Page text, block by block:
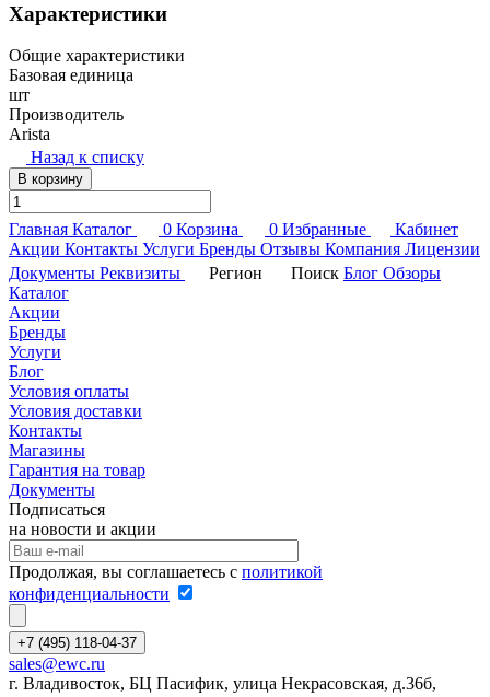
Характеристики
Общие характеристики
Базовая единица
шт
Производитель
Arista
Назад к списку
В корзину
Главная Каталог 0 Корзина 0 Избранные
Кабинет
Акции Контакты Услуги Бренды Отзывы Компания Лицензии
Документы Реквизиты Регион Поиск Блог Обзоры
Каталог
Акции
Бренды
Услуги
Блог
Условия оплаты
Условия доставки
Контакты
Магазины
Гарантия на товар
Документы
Подписаться
на новости и акции
Продолжая, вы соглашаетесь с политикой
конфиденциальности
+7 (495) 118-04-37
sales@ewc.ru
г. Владивосток, БЦ Пасифик, улица Некрасовская, д.36б,